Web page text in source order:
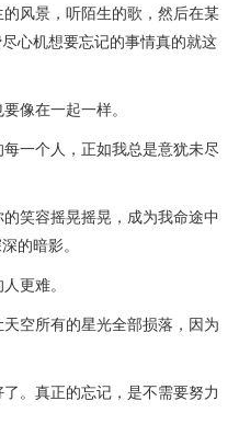
风景，听陌生的歌，然后在某
心机想要忘记的事情真的就这
像在一起一样。
一个人，正如我总是意犹未尽
笑容摇晃摇晃，成为我命途中
的暗影。
更难。
空所有的星光全部损落，因为
。真正的忘记，是不需要努力